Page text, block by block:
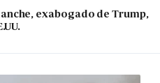
exabogado de Trump,